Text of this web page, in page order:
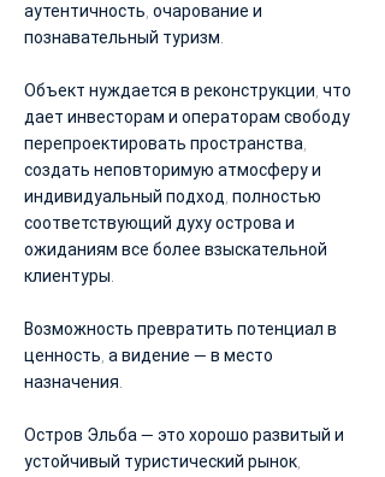
аутентичность, очарование и
познавательный туризм.
Объект нуждается в реконструкции, что
дает инвесторам и операторам свободу
перепроектировать пространства,
создать неповторимую атмосферу и
индивидуальный подход, полностью
соответствующий духу острова и
ожиданиям все более взыскательной
клиентуры.
Возможность превратить потенциал в
ценность, а видение — в место
назначения.
Остров Эльба — это хорошо развитый и
устойчивый туристический рынок,